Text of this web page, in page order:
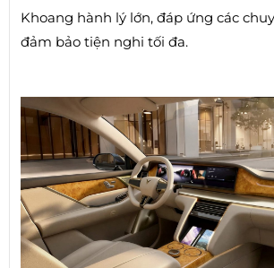
Khoang hành lý lớn, đáp ứng các
đảm bảo tiện nghi tối đa.